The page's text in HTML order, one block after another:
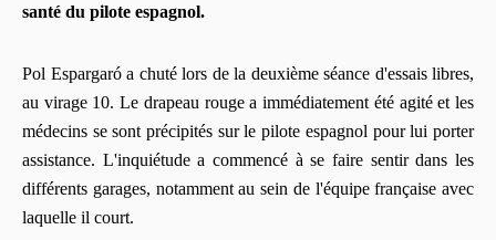
santé du pilote espagnol.
Pol Espargaró a chuté lors de la deuxième séance d'essais libres,
au virage 10. Le drapeau rouge a immédiatement été agité et les
médecins se sont précipités sur le pilote espagnol pour lui porter
assistance. L'inquiétude a commencé à se faire sentir dans les
différents garages, notamment au sein de l'équipe française avec
laquelle il court.